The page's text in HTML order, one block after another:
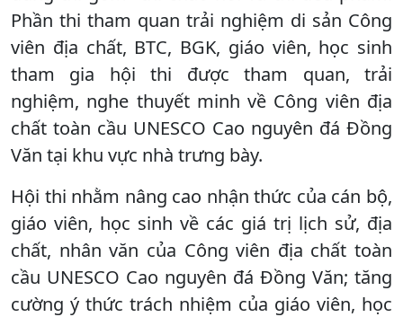
Phần thi tham quan trải nghiệm di sản Công
viên địa chất, BTC, BGK, giáo viên, học sinh
tham gia hội thi được tham quan, trải
nghiệm, nghe thuyết minh về Công viên địa
chất toàn cầu UNESCO Cao nguyên đá Đồng
Văn tại khu vực nhà trưng bày.
Hội thi nhằm nâng cao nhận thức của cán bộ,
giáo viên, học sinh về các giá trị lịch sử, địa
chất, nhân văn của Công viên địa chất toàn
cầu UNESCO Cao nguyên đá Đồng Văn; tăng
cường ý thức trách nhiệm của giáo viên, học